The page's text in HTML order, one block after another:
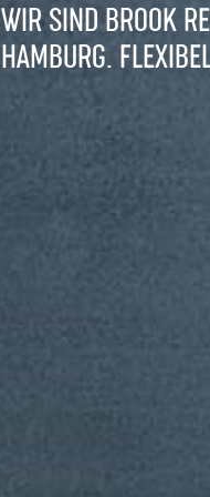
WIR SIND BROOK
HAMBURG.